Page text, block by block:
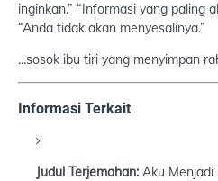
inginkan.” “Informasi yang paling
“Anda tidak akan menyesalinya.”
...sosok ibu tiri yang menyimpan
Informasi Terkait
Judul Terjemahan: Aku Menjadi